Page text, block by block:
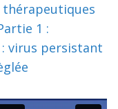
thérapeutiques
1 :
virus persistant